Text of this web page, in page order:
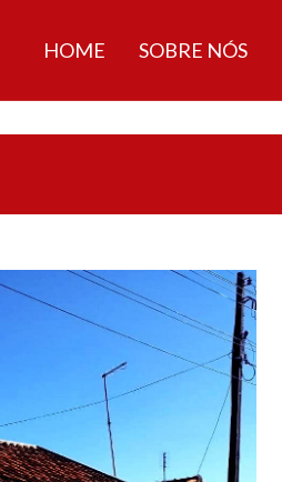
HOME SOBRE NÓS